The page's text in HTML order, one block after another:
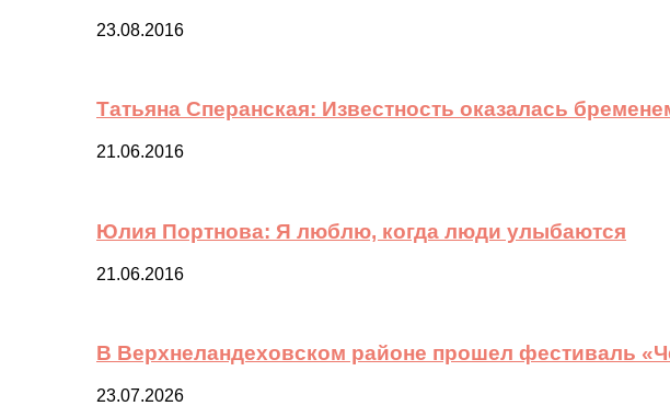
23.08.2016
Татьяна Сперанская: Известность оказалась
21.06.2016
Юлия Портнова: Я люблю, когда люди улыбаются
21.06.2016
В Верхнеландеховском районе прошел фестиваль
23.07.2026